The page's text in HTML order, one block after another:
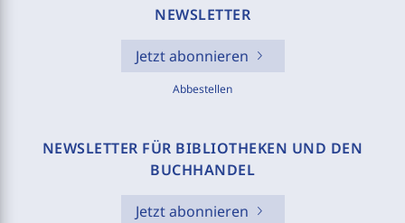
NEWSLETTER
Jetzt abonnieren
Abbestellen
NEWSLETTER FÜR BIBLIOTHEKEN UND DEN
BUCHHANDEL
Jetzt abonnieren